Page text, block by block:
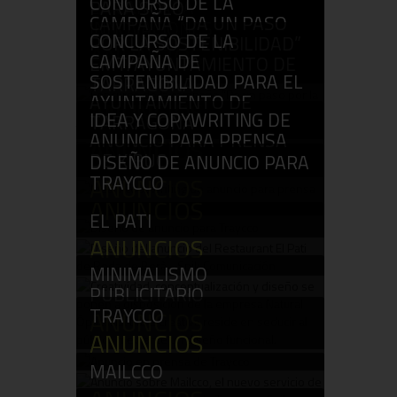
ANUNCIOS
LA CÁNTARA
ANUNCIOS
PARA SOLO
INNOVACIONES
ANUNCIOS
CAMPAÑA “DA UN PASO
POR LA SOSTENIBILIDAD”
EMT/AYUNTAMIENTO DE
TARRAGONA
ANUNCIOS
CONCURSO DE LA
CAMPAÑA DE
SOSTENIBILIDAD PARA EL
AYUNTAMIENTO DE
TARRAGONA
ANUNCIOS
IDEA Y COPYWRITING DE
ANUNCIO PARA PRENSA
DE KIBUC
ANUNCIOS
DISEÑO DE ANUNCIO PARA
TRAYCCO
ANUNCIOS
EL PATI
ANUNCIOS
MINIMALISMO
PUBLICITARIO
ANUNCIOS
TRAYCCO
ANUNCIOS
MAILCCO